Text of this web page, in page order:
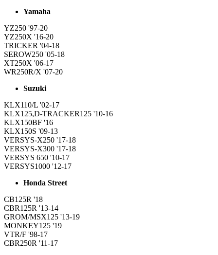
Yamaha
YZ250 '97-20
YZ250X '16-20
TRICKER '04-18
SEROW250 '05-18
XT250X '06-17
WR250R/X '07-20
Suzuki
KLX110/L '02-17
KLX125,D-TRACKER125 '10-16
KLX150BF '16
KLX150S '09-13
VERSYS-X250 '17-18
VERSYS-X300 '17-18
VERSYS 650 '10-17
VERSYS1000 '12-17
Honda Street
CB125R '18
CBR125R '13-14
GROM/MSX125 '13-19
MONKEY125 '19
VTR/F '98-17
CBR250R '11-17